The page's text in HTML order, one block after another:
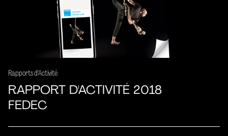
Rapports d'Activité
RAPPORT D'ACTIVITÉ 2018
FEDEC